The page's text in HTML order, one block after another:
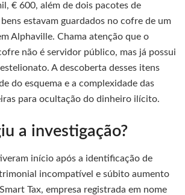
€ 600, além de dois pacotes de
bens estavam guardados no cofre de um
Alphaville. Chama atenção que o
não é servidor público, mas já possui
A descoberta desses itens
do esquema e a complexidade das
para ocultação do dinheiro ilícito.
a investigação?
início após a identificação de
incompatível e súbito aumento
Tax, empresa registrada em nome